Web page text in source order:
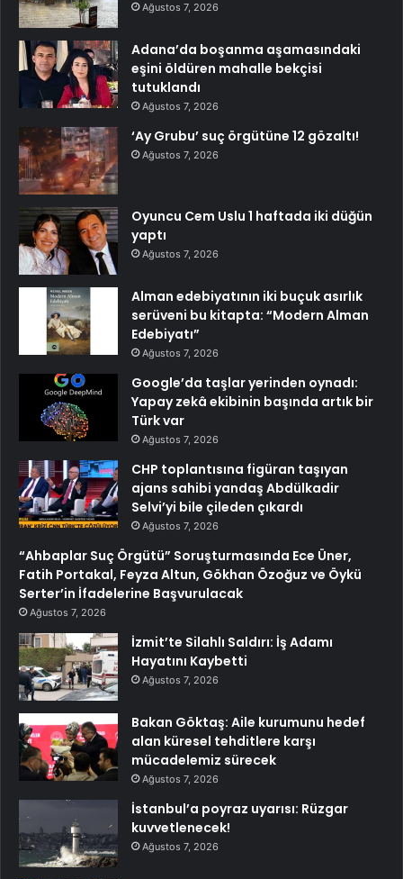
Ağustos 7, 2026
Adana’da boşanma aşamasındaki
eşini öldüren mahalle bekçisi
tutuklandı
Ağustos 7, 2026
‘Ay Grubu’ suç örgütüne 12 gözaltı!
Ağustos 7, 2026
Oyuncu Cem Uslu 1 haftada iki düğün
yaptı
Ağustos 7, 2026
Alman edebiyatının iki buçuk asırlık
serüveni bu kitapta: “Modern Alman
Edebiyatı”
Ağustos 7, 2026
Google’da taşlar yerinden oynadı:
Yapay zekâ ekibinin başında artık bir
Türk var
Ağustos 7, 2026
CHP toplantısına figüran taşıyan
ajans sahibi yandaş Abdülkadir
Selvi’yi bile çileden çıkardı
Ağustos 7, 2026
“Ahbaplar Suç Örgütü” Soruşturmasında Ece Üner,
Fatih Portakal, Feyza Altun, Gökhan Özoğuz ve Öykü
Serter’in İfadelerine Başvurulacak
Ağustos 7, 2026
İzmit’te Silahlı Saldırı: İş Adamı
Hayatını Kaybetti
Ağustos 7, 2026
Bakan Göktaş: Aile kurumunu hedef
alan küresel tehditlere karşı
mücadelemiz sürecek
Ağustos 7, 2026
İstanbul’a poyraz uyarısı: Rüzgar
kuvvetlenecek!
Ağustos 7, 2026